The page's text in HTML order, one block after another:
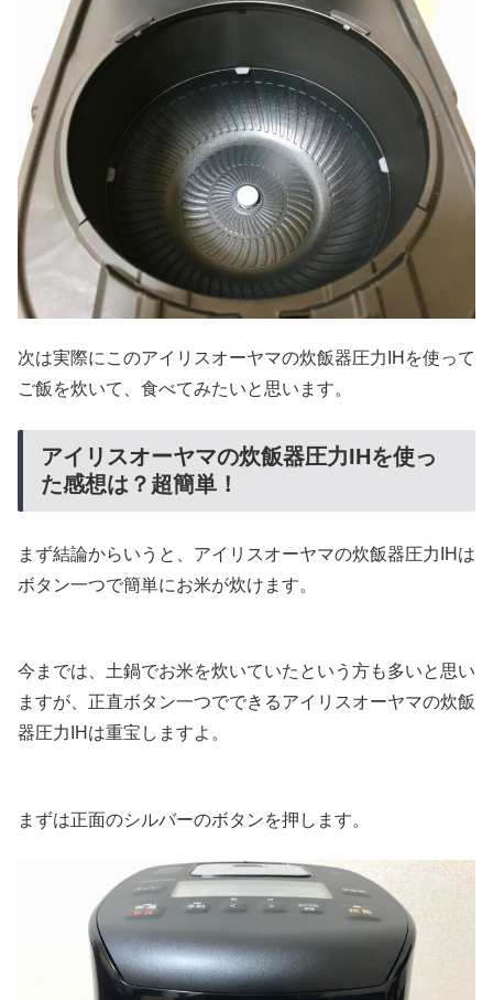
次は実際にこのアイリスオーヤマの炊飯器圧力IHを使って
ご飯を炊いて、食べてみたいと思います。
アイリスオーヤマの炊飯器圧力IHを使っ
た感想は？超簡単！
まず結論からいうと、アイリスオーヤマの炊飯器圧力IHは
ボタン一つで簡単にお米が炊けます。
今までは、土鍋でお米を炊いていたという方も多いと思い
ますが、正直ボタン一つでできるアイリスオーヤマの炊飯
器圧力IHは重宝しますよ。
まずは正面のシルバーのボタンを押します。